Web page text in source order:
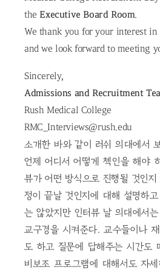
the Executive Board Room
We thank you for your interest in
and we look forward to meeting
Sincerely,
Admissions and Recruitment
Rush Medical College
RMC_Interviews@rush.edu
소개한 바와 같이 러쉬 의대에서
언제 어디서 어떻게 첵인을 해야
뷰가 어떤 방식으로 진행될 것인
정이 끝날 것인지에 대해 설명하고
는 않았지만 인터뷰 날 의대에서
교구경을 시켜준다. 교수들이나
도 하고 질문에 답해주는 시간도
비보조 프로그램에 대해서도 자세